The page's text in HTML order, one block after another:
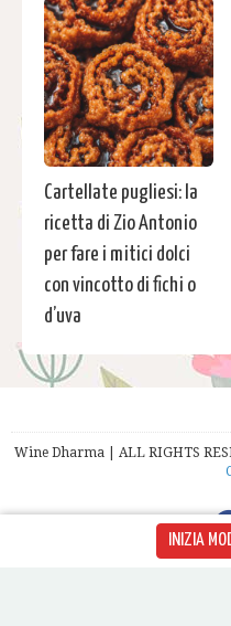
INIZIA
Cartellate pugliesi: la
ricetta di Zio Antonio
per fare i mitici dolci
con vincotto di fichi o
d’uva
Wine Dharma | ALL RIGHTS